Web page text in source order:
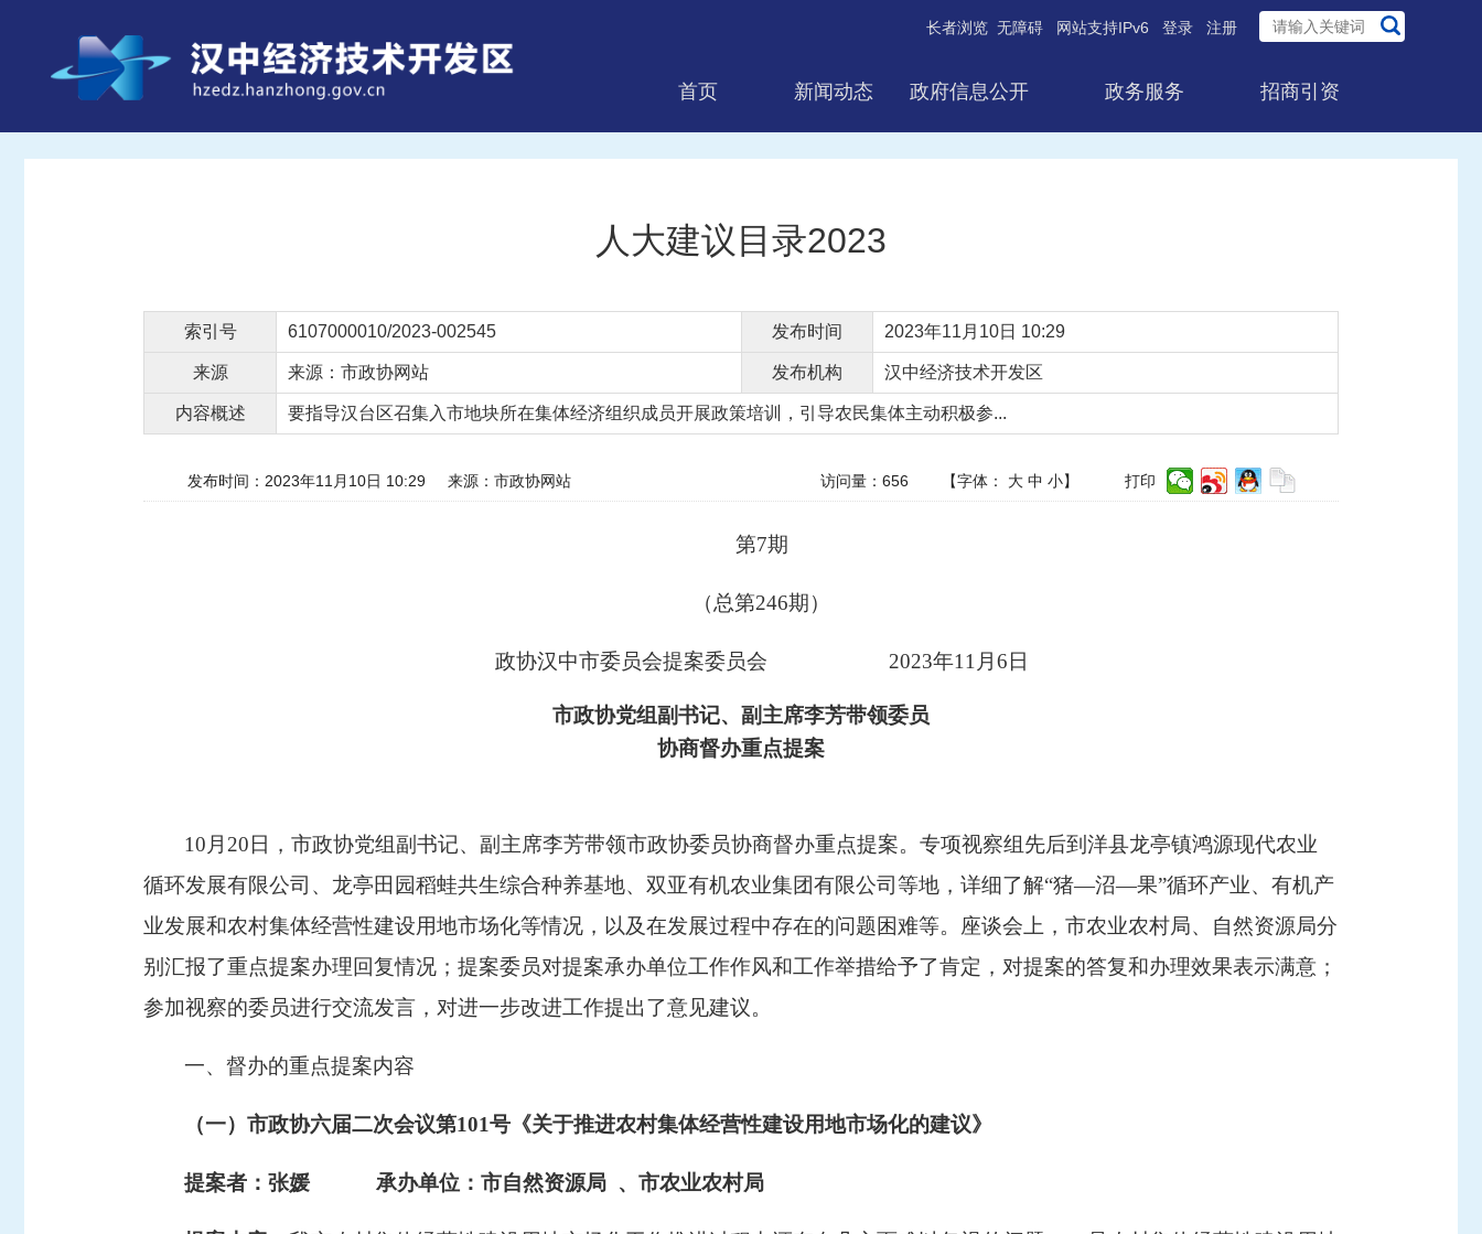
长者浏览 无障碍 网站支持IPv6 登录 注册
首页 新闻动态 政府信息公开 政务服务 招商引资
人大建议目录2023
索引号 6107000010/2023-002545 发布时间 2023年11月10日 10:29
来源 来源：市政协网站 发布机构 汉中经济技术开发区
内容概述 要指导汉台区召集入市地块所在集体经济组织成员开展政策培训，引导农民集体主动积极参...
发布时间：2023年11月10日 10:29 来源：市政协网站 访问量： 656 【字体： 大 中 小】 打印
第7期
（总第246期）
政协汉中市委员会提案委员会 2023年11 月 6 日
市政协党组副书记、副主席李芳带领委员
协商督办重点提案
10月20 日，市政协党组副书记、副主席李芳带领市政协委员协商督办重点提案。专项视察组 先后到洋县龙亭镇鸿源现代农业
循环发展有限公司、龙亭田园稻蛙共生综合种养基地、双亚有机农业集团有限公司等地 ，详细了解“猪—沼—果”循环产业、有机产
业发展和农村集体经营性建设用地市场化等情况，以及在发展过程中存在的问题困难等。 座谈会上，市农业农村局、自然资源局分
别汇报了重点提案办理回复情况；提案委员对提案承办单位工作作风和工作举措给予了肯定，对提案的答复和办理效果表示满意；
参加视察的委员进行交流发言，对进一步改进工作提出了意见建议。
一、督办的重点提案内容
（一）市政协六届二次会议第101号《关于推进农村集体经营性建设用地市场化的建议》
提案者：张媛 承办单位：市自然资源局 、市农业农村局